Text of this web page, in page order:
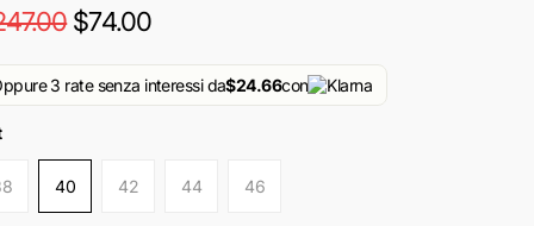
$74.00
3 rate senza interessi da$24.66con
40 42 44 46